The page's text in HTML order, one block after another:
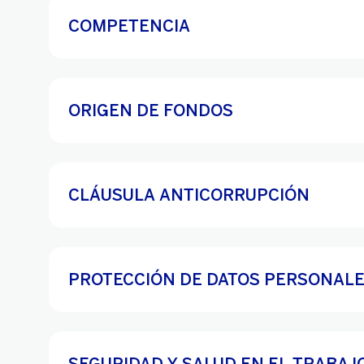
COMPETENCIA
ORIGEN DE FONDOS
CLÁUSULA ANTICORRUPCIÓN
PROTECCIÓN DE DATOS